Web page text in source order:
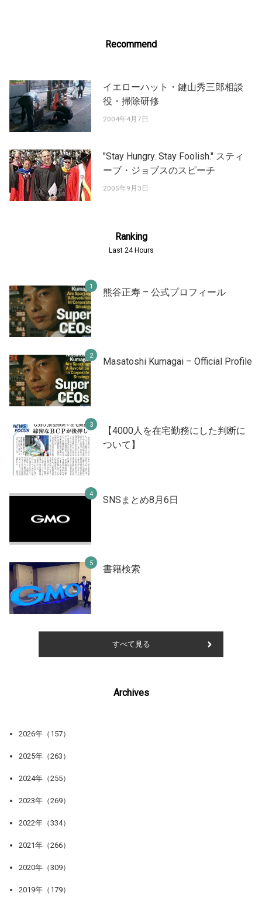
Recommend
イエローハット・鍵山秀三郎相談
役・掃除研修
2004年4月7日
"Stay Hungry. Stay Foolish." スティ
ーブ・ジョブスのスピーチ
2005年9月3日
Ranking
Last 24 Hours
熊谷正寿 – 公式プロフィール
Masatoshi Kumagai – Official Profile
【4000人を在宅勤務にした判断に
ついて】
SNSまとめ8月6日
書籍検索
すべて見る
Archives
2026年（157）
2025年（263）
2024年（255）
2023年（269）
2022年（334）
2021年（266）
2020年（309）
2019年（179）